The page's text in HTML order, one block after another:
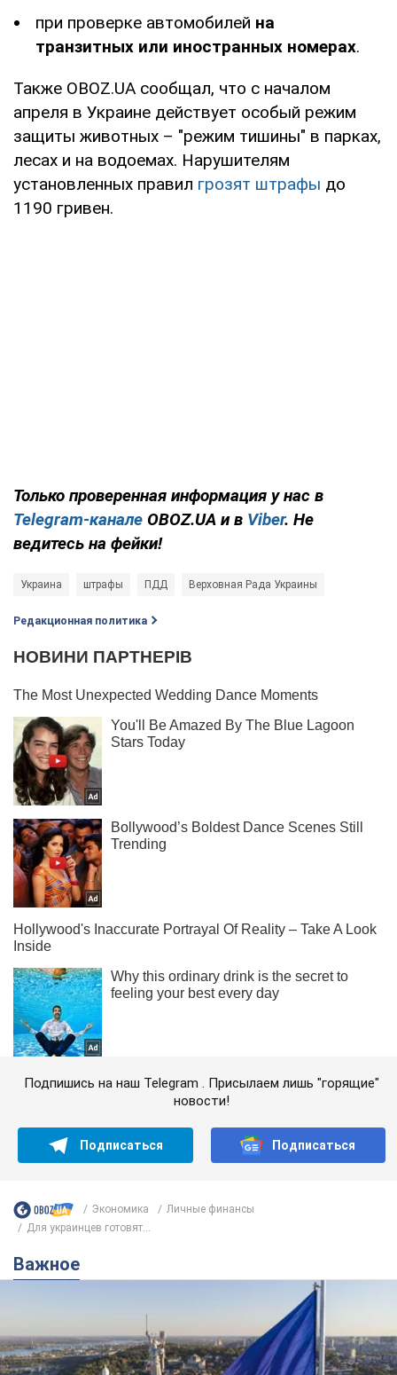
при проверке автомобилей на
транзитных или иностранных номерах.
Также OBOZ.UA сообщал, что с началом
апреля в Украине действует особый режим
защиты животных – "режим тишины" в парках,
лесах и на водоемах. Нарушителям
установленных правил грозят штрафы до
1190 гривен.
Только проверенная информация у нас в
Telegram-канале OBOZ.UA и в Viber. Не
ведитесь на фейки!
Украина штрафы ПДД Верховная Рада Украины
Редакционная политика
Подпишись на наш Telegram . Присылаем лишь "горящие"
новости!
Подписаться Подписаться
Экономика
Личные финансы
Для украинцев готовят...
Важное